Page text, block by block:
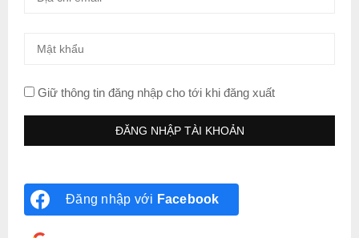
Giữ thông tin đăng nhập cho tới khi đăng xuất
Đăng nhập với Facebook